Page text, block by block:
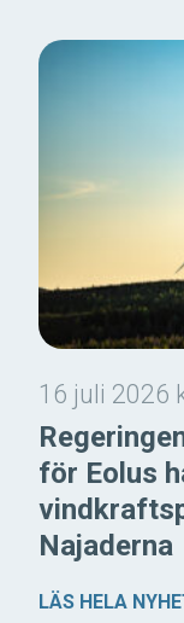
16 juli 2026
för Eolus
Najaderna
LÄS HELA